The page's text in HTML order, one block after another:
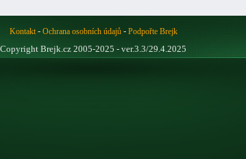
Kontakt- Ochrana osobních údajů- Podpořte Brejk
Copyright Brejk.cz 2005-2025 - ver.3.3/29.4.2025